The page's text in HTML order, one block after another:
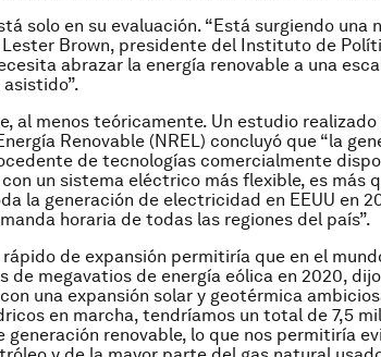
solo en su evaluación. “Está surgiendo una
Lester Brown, presidente del Instituto de
abrazar la energía renovable a una
al menos teóricamente. Un estudio
Renovable (NREL) concluyó que “la
de tecnologías comercialmente
un sistema eléctrico más flexible, es más
la generación de electricidad en EEUU en
horaria de todas las regiones del país”.
rápido de expansión permitiría que en el
de megavatios de energía eólica en 2020,
una expansión solar y geotérmica
en marcha, tendríamos un total de 7,5
generación renovable, lo que nos permitiría